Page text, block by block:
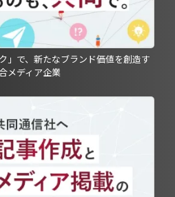
」で、新たなブランド価値を創造す
メディア企業